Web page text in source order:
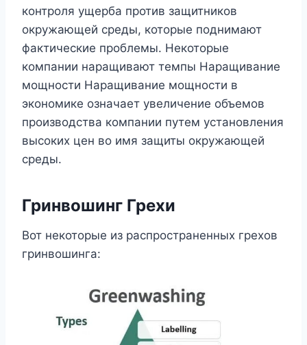
контроля ущерба против защитников
окружающей среды, которые поднимают
фактические проблемы. Некоторые
компании наращивают темпы Наращивание
мощности Наращивание мощности в
экономике означает увеличение объемов
производства компании путем установления
высоких цен во имя защиты окружающей
среды.
Гринвошинг Грехи
Вот некоторые из распространенных грехов
гринвошинга: